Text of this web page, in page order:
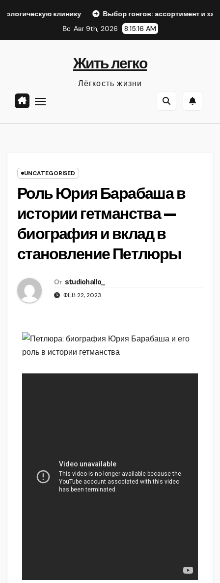
клинику
Выбор гонгов: ассортимент и характеристики
Вс. Авг 9th, 2026
8:15:17 AM
Жить легко
Лёгкость жизни
UNCATEGORISED
Роль Юрия Барабаша в
истории гетманства —
биография и вклад в
становление Петлюры
От studiohallo_
ФЕВ 22, 2023